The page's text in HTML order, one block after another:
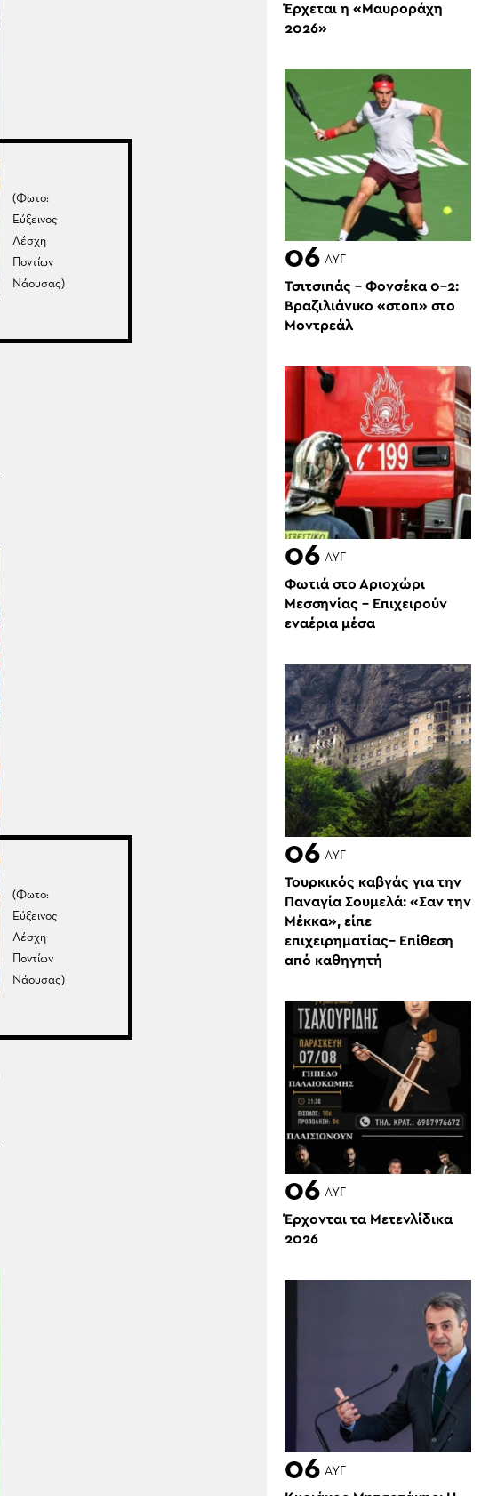
(Φωτο:
Εύξεινος
Λέσχη
Ποντίων
Νάουσας)
(Φωτο:
Εύξεινος
Λέσχη
Ποντίων
Νάουσας)
Έρχεται η «Μαυροράχη
2026»
06 ΑΥΓ
Τσιτσιπάς – Φονσέκα 0-2:
Βραζιλιάνικο «στοπ» στο
Μοντρεάλ
06 ΑΥΓ
Φωτιά στο Αριοχώρι
Μεσσηνίας – Επιχειρούν
εναέρια μέσα
06 ΑΥΓ
Τουρκικός καβγάς για την
Παναγία Σουμελά: «Σαν την
Μέκκα», είπε
επιχειρηματίας– Επίθεση
από καθηγητή
06 ΑΥΓ
Έρχονται τα Μετενλίδικα
2026
06 ΑΥΓ